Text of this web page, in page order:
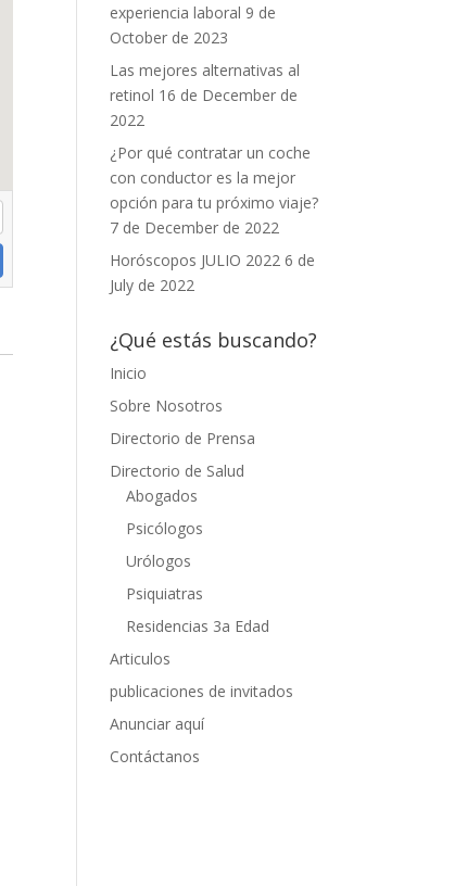
experiencia laboral 9 de
October de 2023
Las mejores alternativas al
retinol 16 de December de
2022
¿Por qué contratar un coche
con conductor es la mejor
opción para tu próximo viaje?
7 de December de 2022
Horóscopos JULIO 2022 6 de
July de 2022
¿Qué estás buscando?
Inicio
Sobre Nosotros
Directorio de Prensa
Directorio de Salud
Abogados
Psicólogos
Urólogos
Psiquiatras
Residencias 3a Edad
Articulos
publicaciones de invitados
Anunciar aquí
Contáctanos